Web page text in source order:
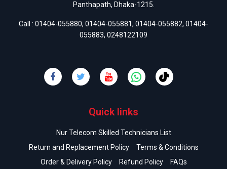
Panthapath, Dhaka-1215.
Call : 01404-055880, 01404-055881, 01404-055882, 01404-
055883, 0248122109
Quick links
Nur Telecom Skilled Technicians List
Return and Replacement Policy
Terms & Conditions
Order & Delivery Policy
Refund Policy FAQs